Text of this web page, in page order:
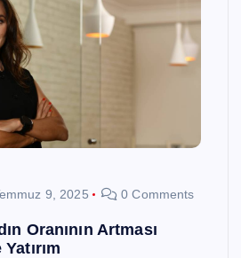
9, 2025 0 Comments
Oranının Artması